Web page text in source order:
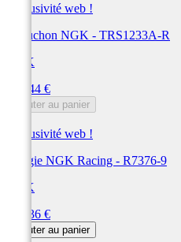
Exclusivité web !
Capuchon NGK - TRS1233A-R
NGK
139,44 €
Ajouter au panier
Exclusivité web !
Bougie NGK Racing - R7376-9
NGK
138,36 €
Ajouter au panier